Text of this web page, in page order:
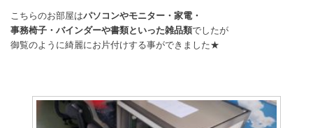
こちらのお部屋はパソコンやモニター・家電・
事務椅子・バインダーや書類といった雑品類でしたが
御覧のように綺麗にお片付けする事ができました★